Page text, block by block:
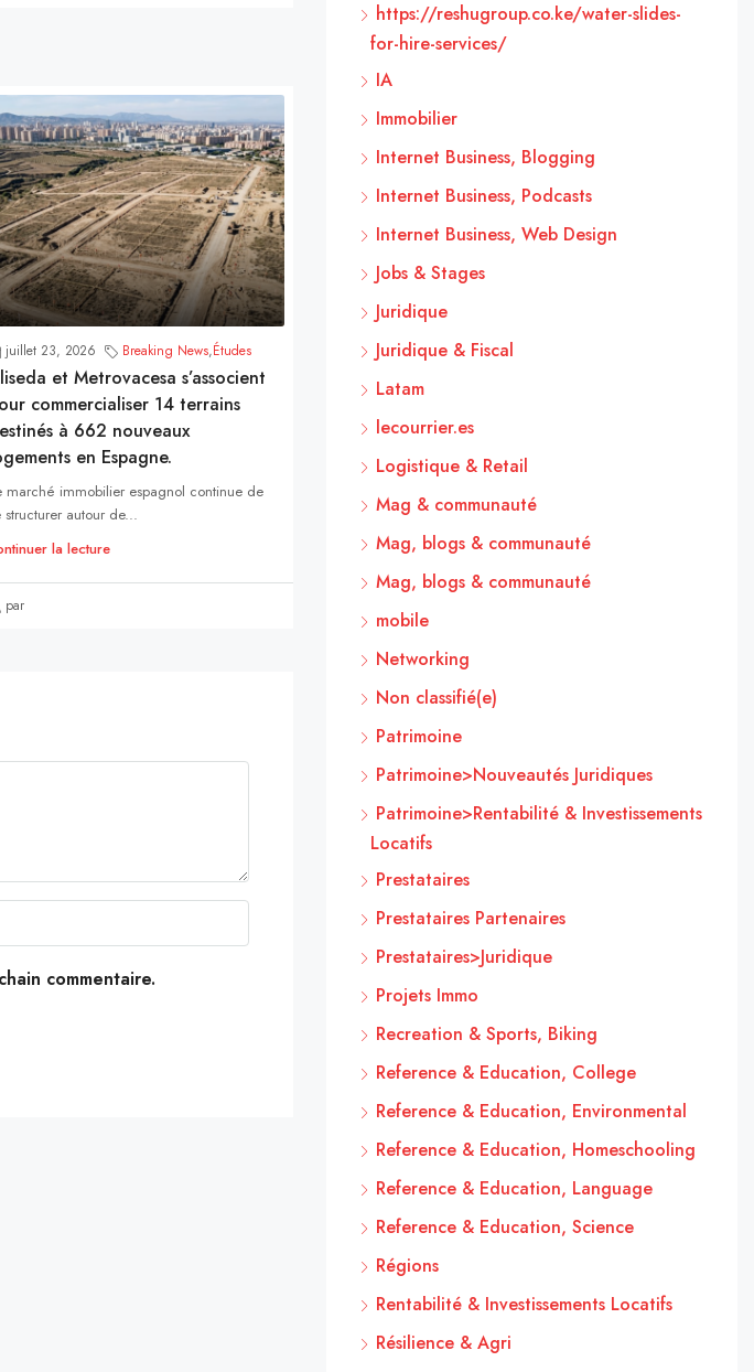
juillet 23, 2026 Breaking News,Études
et Metrovacesa s’associent
commercialiser 14 terrains
à 662 nouveaux
en Espagne.
marché immobilier espagnol continue de
structurer autour de...
la lecture
par
commentaire.
https://reshugroup.co.ke/water-slides-
for-hire-services/
IA
Immobilier
Internet Business, Blogging
Internet Business, Podcasts
Internet Business, Web Design
Jobs & Stages
Juridique
Juridique & Fiscal
Latam
lecourrier.es
Logistique & Retail
Mag & communauté
Mag, blogs & communauté
Mag, blogs & communauté
mobile
Networking
Non classifié(e)
Patrimoine
Patrimoine>Nouveautés Juridiques
Patrimoine>Rentabilité & Investissements
Locatifs
Prestataires
Prestataires Partenaires
Prestataires>Juridique
Projets Immo
Recreation & Sports, Biking
Reference & Education, College
Reference & Education, Environmental
Reference & Education, Homeschooling
Reference & Education, Language
Reference & Education, Science
Régions
Rentabilité & Investissements Locatifs
Résilience & Agri